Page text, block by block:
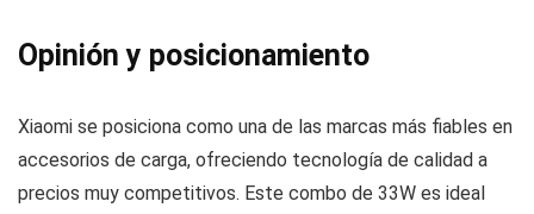
Opinión y posicionamiento
Xiaomi se posiciona como una de las marcas más fiables en
accesorios de carga, ofreciendo tecnología de calidad a
precios muy competitivos. Este combo de 33W es ideal